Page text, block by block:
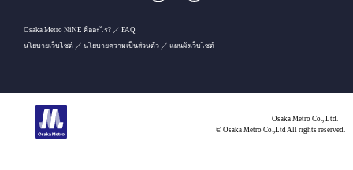
Osaka Metro NiNE คืออะไร?
FAQ
นโยบายเว็บไซต์
นโยบายความเป็นส่วนตัว แผนผังเว็บไซต์
Osaka Metro Co., Ltd.
© Osaka Metro Co.,Ltd All rights reserved.